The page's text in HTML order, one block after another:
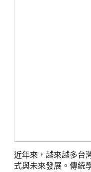
近年來，越來越多台
式與未來發展。傳統